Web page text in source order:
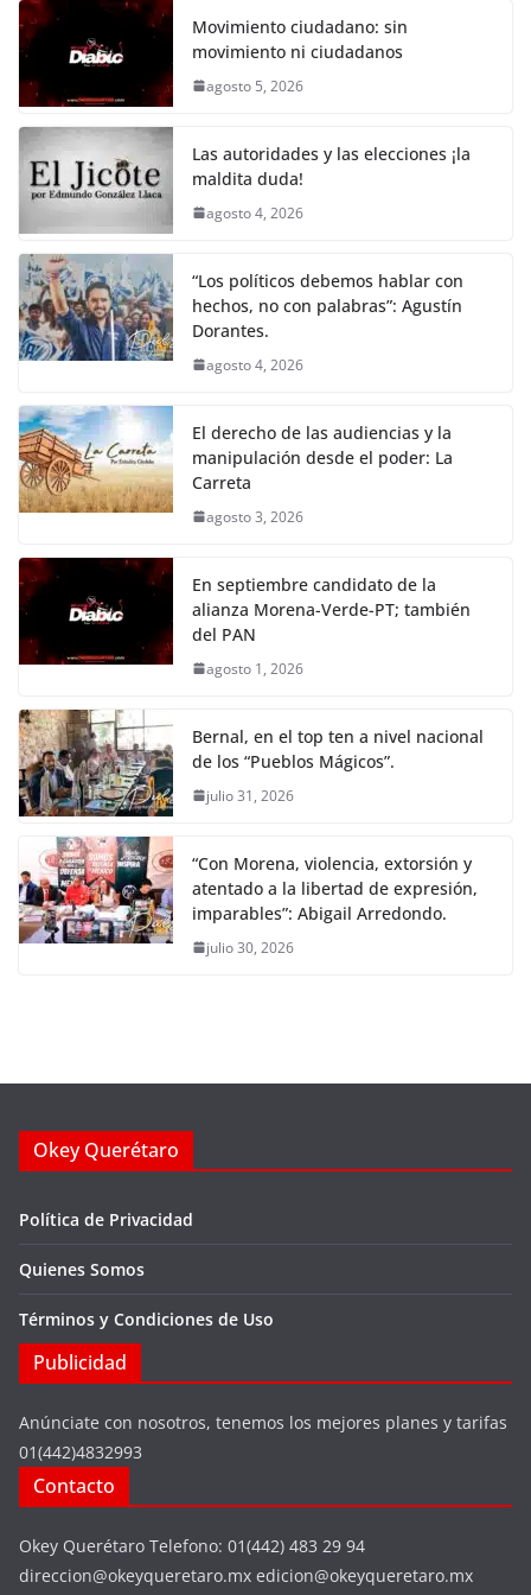
k
e
b
o
o
k
er s
A
p
y
Li
k
gr
a
e
Movimiento ciudadano: sin
movimiento ni ciudadanos
agosto 5, 2026
Las autoridades y las elecciones ¡la
maldita duda!
agosto 4, 2026
“Los políticos debemos hablar con
hechos, no con palabras”: Agustín
Dorantes.
agosto 4, 2026
El derecho de las audiencias y la
manipulación desde el poder: La
Carreta
agosto 3, 2026
En septiembre candidato de la
alianza Morena-Verde-PT; también
del PAN
agosto 1, 2026
Bernal, en el top ten a nivel nacional
de los “Pueblos Mágicos”.
julio 31, 2026
“Con Morena, violencia, extorsión y
atentado a la libertad de expresión,
imparables”: Abigail Arredondo.
julio 30, 2026
Okey Querétaro
Política de Privacidad
Quienes Somos
Términos y Condiciones de Uso
Publicidad
Anúnciate con nosotros, tenemos los mejores planes y tarifas
01(442)4832993
Contacto
Okey Querétaro Telefono: 01(442) 483 29 94
direccion@okeyqueretaro.mx edicion@okeyqueretaro.mx